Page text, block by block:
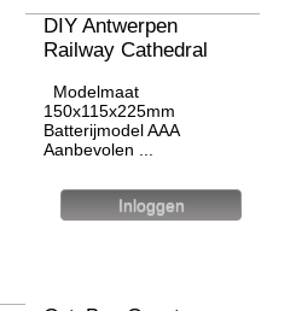
DIY Antwerpen
Railway Cathedral
Modelmaat
150x115x225mm
Batterijmodel AAA
Aanbevolen ...